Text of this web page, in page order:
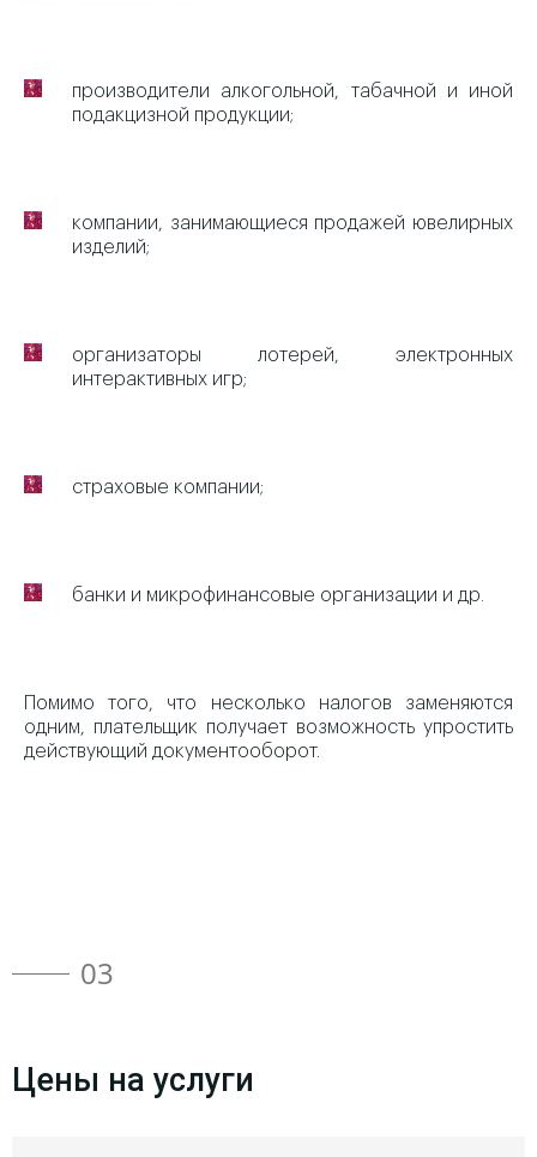
производители алкогольной, табачной и иной
подакцизной продукции;
компании, занимающиеся продажей ювелирных
изделий;
организаторы лотерей, электронных
интерактивных игр;
страховые компании;
банки и микрофинансовые организации и др.
Помимо того, что несколько налогов заменяются
одним, плательщик получает возможность упростить
действующий документооборот.
03
Цены на услуги